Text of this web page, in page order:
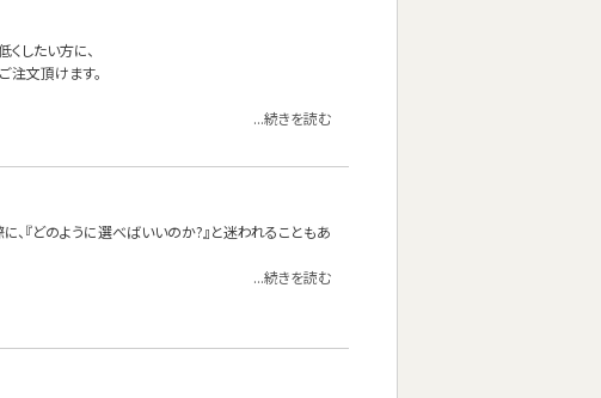
したい方に、
注文頂けます。
...続きを読む
『どのように選べばいいのか?』と迷われることもあ
...続きを読む